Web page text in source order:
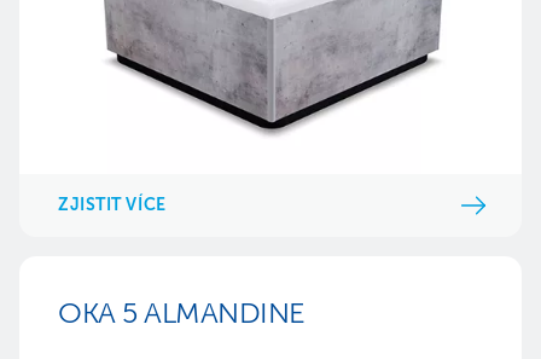
ZJISTIT VÍCE
OKA 5 ALMANDINE